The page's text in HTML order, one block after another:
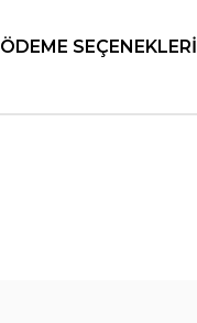
ÖDEME SEÇENEKLERI